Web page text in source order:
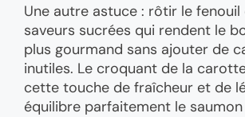
Une autre astuce : rôtir le fenouil
saveurs sucrées qui rendent le
plus gourmand sans ajouter de
inutiles. Le croquant de la
cette touche de fraîcheur et de
équilibre parfaitement le